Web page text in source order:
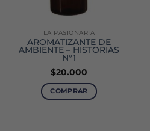
LA PASIONARIA
AROMATIZANTE DE
AMBIENTE – HISTORIAS
N°1
$20.000
COMPRAR